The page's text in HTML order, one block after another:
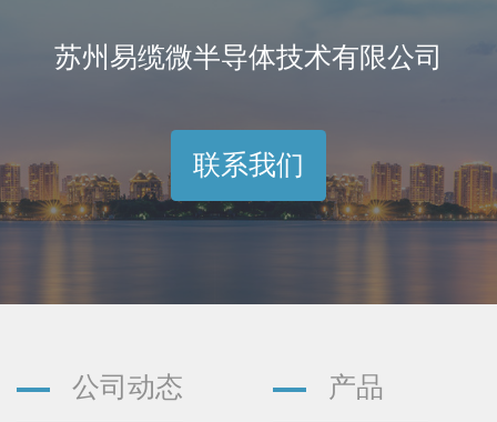
苏州易缆微半导体技术有限公司
联系我们
公司动态 产品